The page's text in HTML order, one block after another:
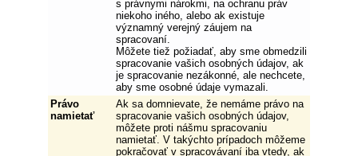
s právnymi nárokmi, na ochranu práv
niekoho iného, alebo ak existuje
významný verejný záujem na
spracovaní.
Môžete tiež požiadať, aby sme obmedzili
spracovanie vašich osobných údajov, ak
je spracovanie nezákonné, ale nechcete,
aby sme osobné údaje vymazali.
Právo
namietať
Ak sa domnievate, že nemáme právo na
spracovanie vašich osobných údajov,
môžete proti nášmu spracovaniu
namietať. V takýchto prípadoch môžeme
pokračovať v spracovávaní iba vtedy, ak